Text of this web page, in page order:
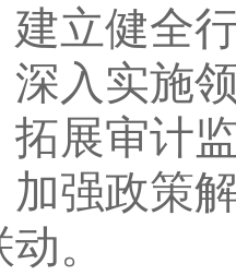
建立健全
深入实施
拓展审计
加强政策
。